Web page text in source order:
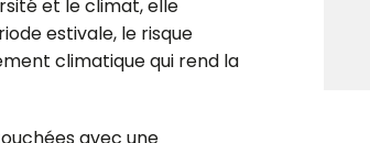
et le climat, elle
estivale, le risque
climatique qui rend la
avec une